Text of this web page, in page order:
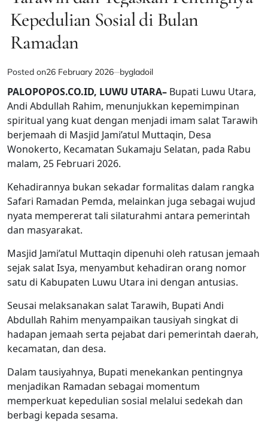
Kepedulian Sosial di Bulan
Ramadan
Posted on26 February 2026 bygladoil
PALOPOPOS.CO.ID, LUWU UTARA– Bupati Luwu Utara,
Andi Abdullah Rahim, menunjukkan kepemimpinan
spiritual yang kuat dengan menjadi imam salat Tarawih
berjemaah di Masjid Jami’atul Muttaqin, Desa
Wonokerto, Kecamatan Sukamaju Selatan, pada Rabu
malam, 25 Februari 2026.
Kehadirannya bukan sekadar formalitas dalam rangka
Safari Ramadan Pemda, melainkan juga sebagai wujud
nyata mempererat tali silaturahmi antara pemerintah
dan masyarakat.
Masjid Jami’atul Muttaqin dipenuhi oleh ratusan jemaah
sejak salat Isya, menyambut kehadiran orang nomor
satu di Kabupaten Luwu Utara ini dengan antusias.
Seusai melaksanakan salat Tarawih, Bupati Andi
Abdullah Rahim menyampaikan tausiyah singkat di
hadapan jemaah serta pejabat dari pemerintah daerah,
kecamatan, dan desa.
Dalam tausiyahnya, Bupati menekankan pentingnya
menjadikan Ramadan sebagai momentum
memperkuat kepedulian sosial melalui sedekah dan
berbagi kepada sesama.